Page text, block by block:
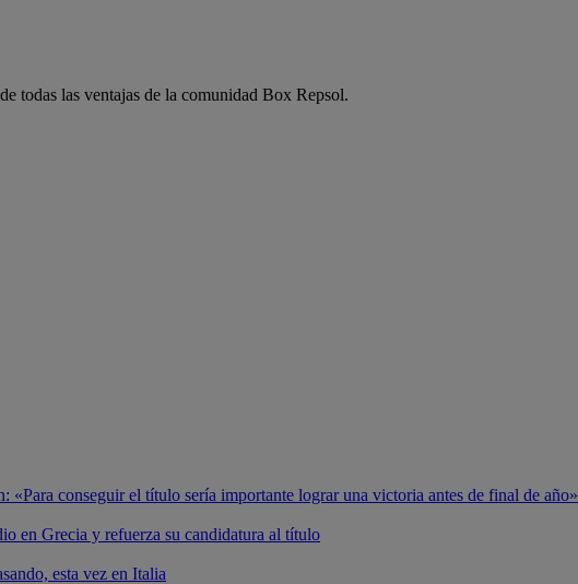
todas las ventajas de la comunidad Box Repsol.
«Para conseguir el título sería importante lograr una victoria antes de final de año»
en Grecia y refuerza su candidatura al título
esta vez en Italia